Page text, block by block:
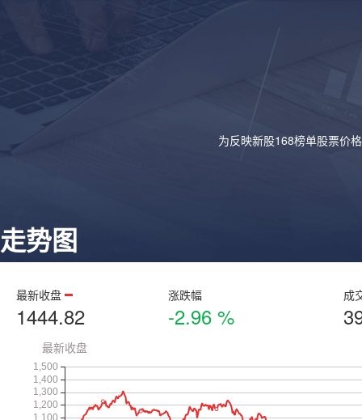
为反映新股168榜单股票价
走势图
最新收盘
1444.82
涨跌幅
-2.96 %
成